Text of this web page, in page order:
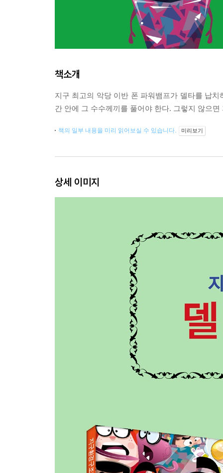
책소개
지구 최고의 악당 이반 폰 파워뱀프가 델타를 납
간 안에 그 수수께끼를 풀어야 한다. 그렇지 않으
책의 일부 내용을 미리 읽어보실 수 있습니다. 미리보기
상세 이미지